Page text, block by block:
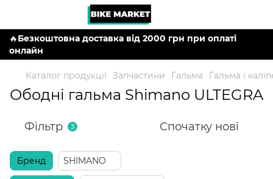
🔥Безкоштовна доставка від 2000 грн при оплаті
онлайн
Каталог продукції Запчастини Гальма Гальма і
Ободні гальма Shimano ULTEGRA
Фільтр 3 Спочатку нові
Бренд SHIMANO